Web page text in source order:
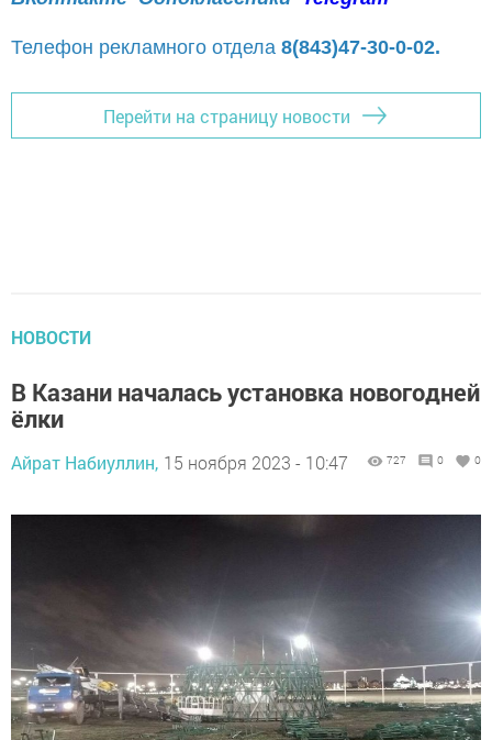
Телефон рекламного отдела 8(843)47-30-0-02.
Перейти на страницу новости
НОВОСТИ
В Казани началась установка новогодней
ёлки
Айрат Набиуллин, 15 ноября 2023 - 10:47 727 0 0